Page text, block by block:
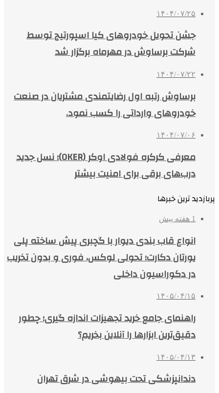
۱۴۰۴/۰۷/۲۵
جشن تحویل خودروهای کیا اسپورتیج توسط
شرکت برساوش در مهرماه برگزار شد
۱۴۰۴/۰۷/۲۲
برساوش رتبه اول رضایتمندی مشتریان در صنعت
خودروهای وارداتی را کسب نمود.
۱۴۰۴/۰۷/۰۶
معرفی کرکره فولادی اوکر (OKER)؛ نسل جدید
درب‌های برقی برای امنیت بیشتر
پربازدید ترین خبرها
1 هفته پیش
انواع قاب بندی دیوار با گچبری پیش ساخته پلی
یورتان دکارت؛ تحولی لوکس، فوری و بدون تخریب
در دکوراسیون داخلی
۱۴۰۵/۰۴/۱۵
راهنمای جامع خرید تجهیزات اندازه گیری؛ چطور
دقیق‌ترین ابزارها را آنلاین بخریم؟
۱۴۰۵/۰۴/۱۳
دندانپزشکی تحت بیهوشی در شرق تهران